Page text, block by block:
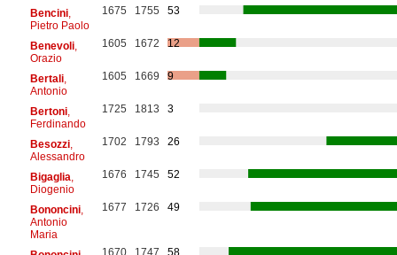
Bencini,
Pietro Paolo
1675 1755 53
Benevoli,
Orazio
1605 1672 12
Bertali,
Antonio
1605 1669 9
Bertoni,
Ferdinando
1725 1813 3
Besozzi,
Alessandro
1702 1793 26
Bigaglia
Diogenio
1676 1745 52
Bononcini,
Antonio
Maria
1677 1726 49
1670 1747 58